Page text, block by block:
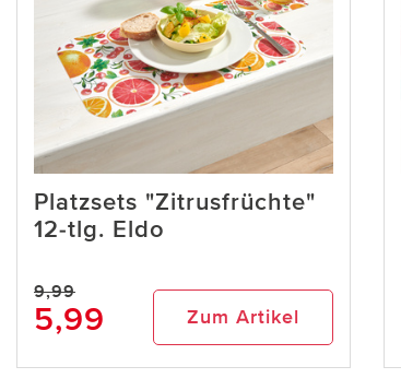
Platzsets "Zitrusfrüchte"
12-tlg. Eldo
9,99
5,99 Zum Artikel